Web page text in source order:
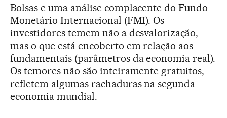
Bolsas e uma análise complacente do Fundo
Monetário Internacional (FMI). Os
investidores temem não a desvalorização,
mas o que está encoberto em relação aos
fundamentais (parâmetros da economia real).
Os temores não são inteiramente gratuitos,
refletem algumas rachaduras na segunda
economia mundial.